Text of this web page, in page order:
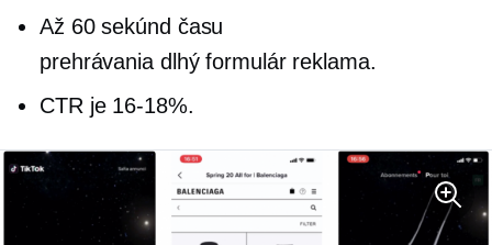
Až 60 sekúnd času
prehrávania dlhý formulárreklama.
CTR je 16-18%.